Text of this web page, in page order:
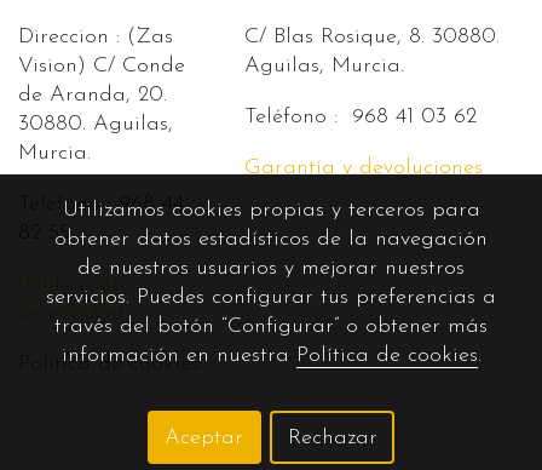
Direccion : (Zas
Vision) C/ Conde
de Aranda, 20.
30880. Aguilas,
Murcia.
Teléfono : 968 44
82 55.
Política de
privacidad
C/ Blas Rosique, 8. 30880.
Aguilas, Murcia.
Teléfono : 968 41 03 62
Garantía y devoluciones
Política de cookies
Utilizamos cookies propias y terceros para
obtener datos estadísticos de la navegación
de nuestros usuarios y mejorar nuestros
servicios. Puedes configurar tus preferencias a
través del botón “Configurar” o obtener más
información en nuestra Política de cookies.
Aceptar Rechazar